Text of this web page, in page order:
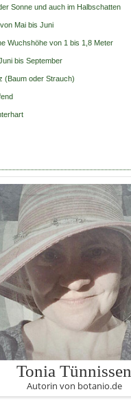
Sonne und auch im Halbschatten
von Mai bis Juni
Wuchshöhe von 1 bis 1,8 Meter
bis September
(Baum oder Strauch)
Tonia Tünnissen
Autorin von botanio.de